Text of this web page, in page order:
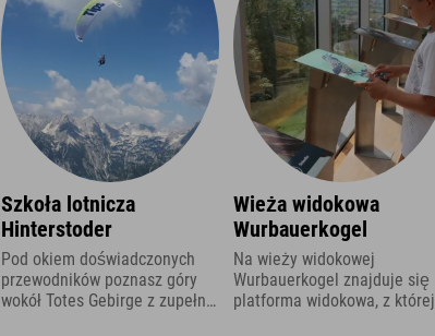
Szkoła lotnicza
Hinterstoder
Pod okiem doświadczonych
przewodników poznasz góry
wokół Totes Gebirge z zupełnie
Wieża widokowa
Wurbauerkogel
Na wieży widokowej
Wurbauerkogel znajduje się
platforma widokowa, z której